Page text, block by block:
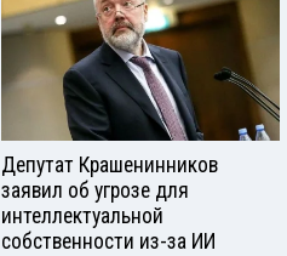
Депутат Крашенинников
заявил об угрозе для
интеллектуальной
собственности из-за ИИ